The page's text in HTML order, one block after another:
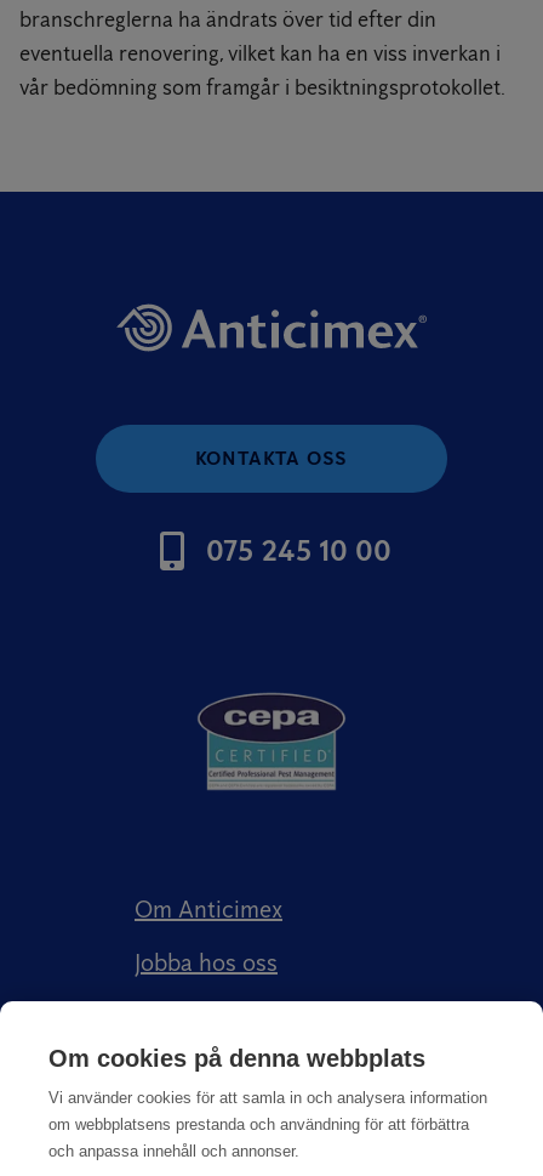
branschreglerna ha ändrats över tid efter din
eventuella renovering, vilket kan ha en viss inverkan i
vår bedömning som framgår i besiktningsprotokollet.
KONTAKTA OSS
075 245 10 00
Om Anticimex
Jobba hos oss
Anticimex Försäkringar AB
Om cookies på denna webbplats
Vi använder cookies för att samla in och analysera information
om webbplatsens prestanda och användning för att förbättra
och anpassa innehåll och annonser.